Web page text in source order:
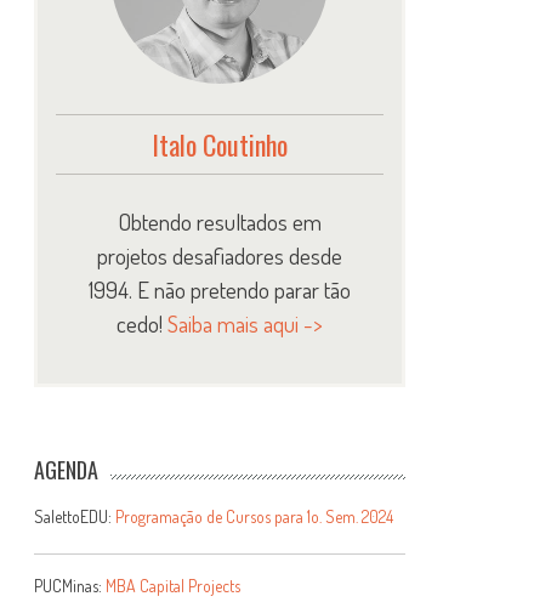
Italo Coutinho
Obtendo resultados em
projetos desafiadores desde
1994. E não pretendo parar tão
cedo!Saiba mais aqui ->
AGENDA
SalettoEDU: Programação de Cursos para 1o. Sem. 2024
PUCMinas: MBA Capital Projects